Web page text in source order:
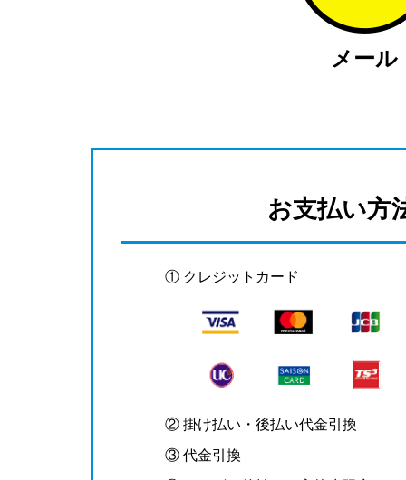
メール
お支払い方
① クレジットカード
② 掛け払い・後払い代金引換
③ 代金引換